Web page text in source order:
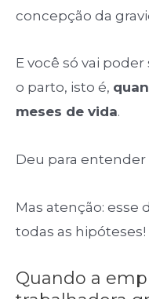
concepção da
E você só vai
o parto, isto é,
meses de vida.
Deu para
Mas atenção: esse
todas as hipóteses!
Quando a